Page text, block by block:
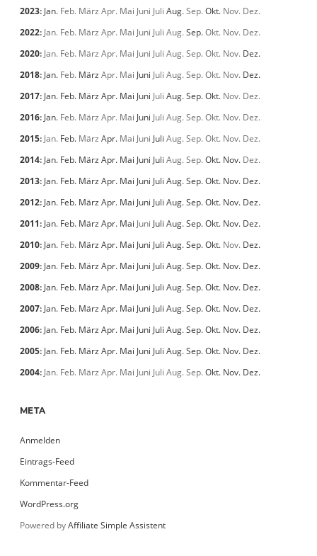
2023: Jan. Feb. März Apr. Mai Juni Juli Aug.Sep.Okt. Nov. Dez.
2022: Jan. Feb. März Apr. Mai Juni Juli Aug.Sep.Okt. Nov. Dez.
2020: Jan. Feb. März Apr. Mai Juni Juli Aug.Sep.Okt. Nov. Dez.
2018: Jan. Feb. März Apr. Mai Juni Juli Aug.Sep.Okt. Nov. Dez.
2017: Jan. Feb. März Apr. Mai Juni Juli Aug.Sep.Okt. Nov. Dez.
2016: Jan. Feb. März Apr. Mai Juni Juli Aug.Sep.Okt. Nov. Dez.
2015: Jan. Feb. März Apr. Mai Juni Juli Aug.Sep.Okt. Nov. Dez.
2014: Jan. Feb. März Apr. Mai Juni Juli Aug.Sep.Okt. Nov. Dez.
2013: Jan. Feb. März Apr. Mai Juni Juli Aug.Sep.Okt. Nov. Dez.
2012: Jan. Feb. März Apr. Mai Juni Juli Aug.Sep.Okt. Nov. Dez.
2011: Jan. Feb. März Apr. Mai Juni Juli Aug.Sep.Okt. Nov. Dez.
2010: Jan. Feb. März Apr. Mai Juni Juli Aug.Sep.Okt. Nov. Dez.
2009: Jan. Feb. März Apr. Mai Juni Juli Aug.Sep.Okt. Nov. Dez.
2008: Jan. Feb. März Apr. Mai Juni Juli Aug.Sep.Okt. Nov. Dez.
2007: Jan. Feb. März Apr. Mai Juni Juli Aug.Sep.Okt. Nov. Dez.
2006: Jan. Feb. März Apr. Mai Juni Juli Aug.Sep.Okt. Nov. Dez.
2005: Jan. Feb. März Apr. Mai Juni Juli Aug.Sep.Okt. Nov. Dez.
2004: Jan. Feb. März Apr. Mai Juni Juli Aug.Sep.Okt. Nov. Dez.
META
Anmelden
Eintrags-Feed
Kommentar-Feed
WordPress.org
Powered byAffiliate Simple Assistent